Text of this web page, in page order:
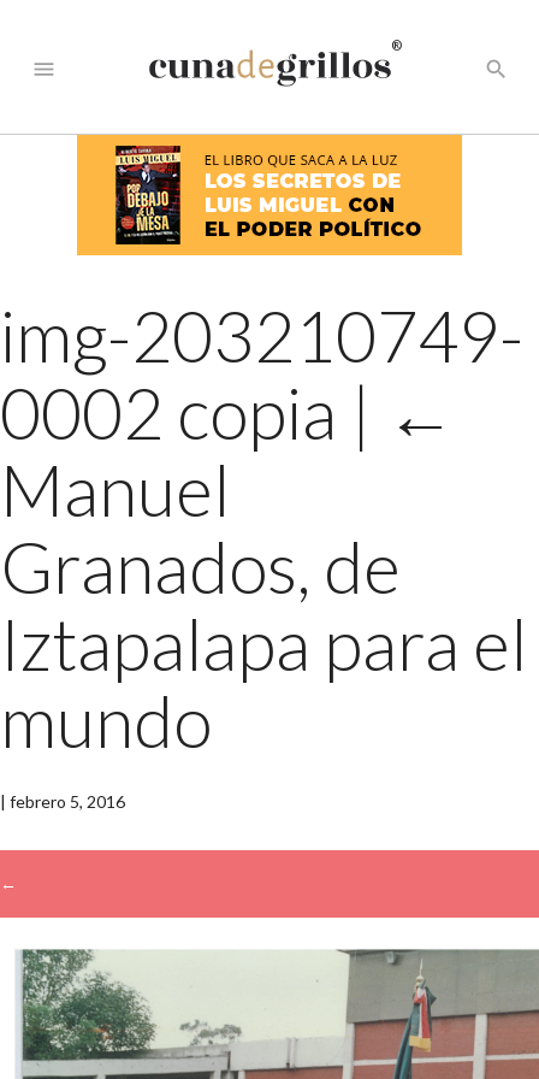
menu
®
search
img-203210749-
0002 copia | ←
Manuel
Granados, de
Iztapalapa para el
mundo
| febrero 5, 2016
←
→